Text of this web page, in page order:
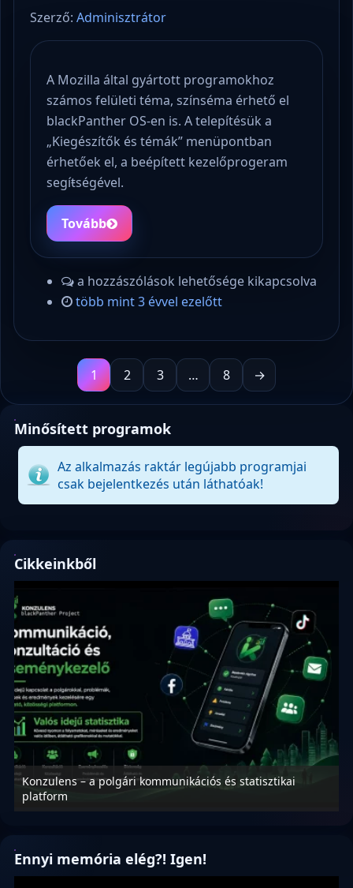
Szerző: Adminisztrátor
A Mozilla által gyártott programokhoz
számos felületi téma, színséma érhető el
blackPanther OS-en is. A telepítésük a
„Kiegészítők és témák” menüpontban
érhetőek el, a beépített kezelőprogeram
segíŧségével.
Tovább
a hozzászólások lehetősége kikapcsolva
több mint 3 évvel ezelőtt
1 2 3 … 8 →
Minősített programok
Az alkalmazás raktár legújabb programjai
csak bejelentkezés után láthatóak!
Cikkeinkből
Konzulens – a polgári kommunikációs és statisztikai
platform
Ennyi memória elég?! Igen!